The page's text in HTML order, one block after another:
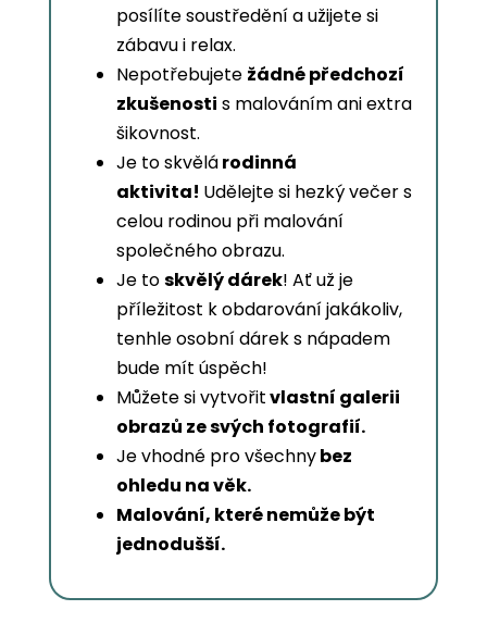
posílíte soustředění a užijete si
zábavu i relax.
Nepotřebujete žádné předchozí
zkušenosti s malováním ani extra
šikovnost.
Je to skvělárodinná
aktivita! Udělejte si hezký večer s
celou rodinou při malování
společného obrazu.
Je toskvělý dárek! Ať už je
příležitost k obdarování jakákoliv,
tenhle osobní dárek s nápadem
bude mít úspěch!
Můžete si vytvořitvlastní galerii
obrazů ze svých fotografií.
Je vhodné pro všechnybez
ohledu na věk.
Malování, které nemůže být
jednodušší.